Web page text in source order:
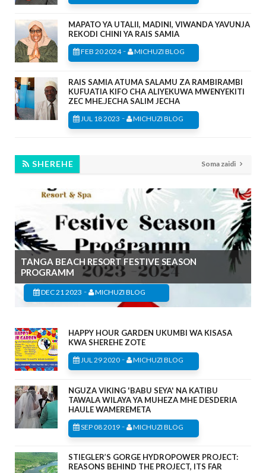
MAPATO YA UTALII, MADINI, VIWANDA YAVUNJA
REKODI CHINI YA RAIS SAMIA
FEB 20 2024- MICHUZI BLOG
RAIS SAMIA ATUMA SALAMU ZA RAMBIRAMBI
KUFUATIA KIFO CHA ALIYEKUWA MWENYEKITI
ZEC MHE.JECHA SALIM JECHA
JUL 18 2023 - MICHUZI BLOG
SHEREHE Soma zaidi
TANGA BEACH RESORT FESTIVE SEASON
PROGRAMM
DEC 21 2023 - MICHUZI BLOG
HAPPY HOUR GARDEN UKUMBI WA KISASA
KWA SHEREHE ZOTE
JUL 29 2020 - MICHUZI BLOG
NGUZA VIKING 'BABU SEYA' NA KATIBU
TAWALA WILAYA YA MUHEZA MHE DESDERIA
HAULE WAMEREMETA
SEP 08 2019 - MICHUZI BLOG
STIEGLER’S GORGE HYDROPOWER PROJECT:
REASONS BEHIND THE PROJECT, ITS FAR